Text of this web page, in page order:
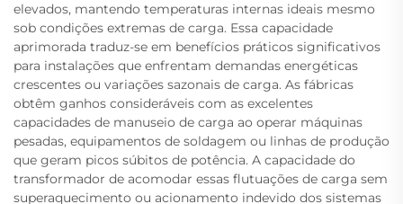
elevados, mantendo temperaturas internas ideais mesmo
sob condições extremas de carga. Essa capacidade
aprimorada traduz-se em benefícios práticos significativos
para instalações que enfrentam demandas energéticas
crescentes ou variações sazonais de carga. As fábricas
obtêm ganhos consideráveis com as excelentes
capacidades de manuseio de carga ao operar máquinas
pesadas, equipamentos de soldagem ou linhas de produção
que geram picos súbitos de potência. A capacidade do
transformador de acomodar essas flutuações de carga sem
superaquecimento ou acionamento indevido dos sistemas